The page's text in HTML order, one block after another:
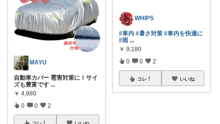
MAYU
自動車カバー 雹害対策に！サイ
ズも豊富です ...
￥ 4,880
0 0 2
コレ いいね
WHIPS
#車内 #暑さ対策 #車内を快適に
#雨 ...
￥ 9,180
0 0 2
コレ いいね